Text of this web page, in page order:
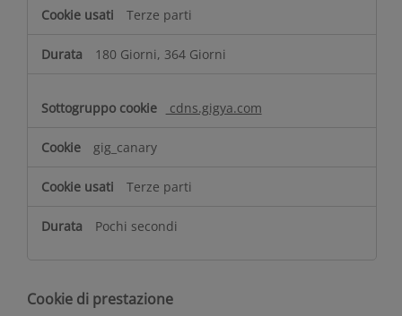
Terze parti
180 Giorni, 364 Giorni
cdns.gigya.com
gig_canary
Terze parti
Pochi secondi
Cookie di prestazione